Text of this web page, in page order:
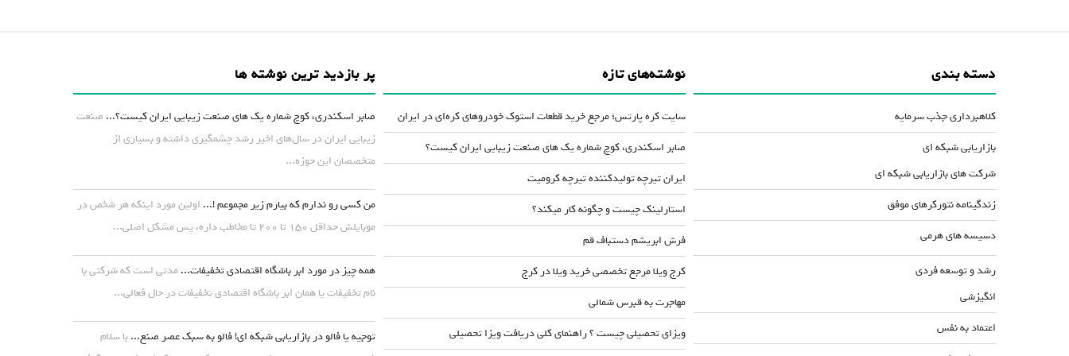
پر بازدید ترین نوشته ها
صابر اسکندری، کوچ شماره یک های صنعت زیبایی ایران کیست؟... صنعت
زیبایی ایران در سال‌های اخیر رشد چشمگیری داشته و بسیاری از
متخصصان این حوزه...
من کسی رو ندارم که بیارم زیر مجموعم !... اولین مورد اینکه هر شخص در
موبایلش حداقل ۱۵۰ تا ۲۰۰ تا مخاطب داره، پس مشکل اصلی...
همه چیز در مورد ابر باشگاه اقتصادی تخفیفات...مدتی است که شرکتی با
نام تخفیفات یا همان ابر باشگاه اقتصادی تخفیفات در حال فعالی...
توجیه یا فالو در بازاریابی شبکه ای! فالو به سبک عصر صنع...با سلام
نوشته‌های تازه
سایت کره پارتس؛ مرجع خرید قطعات استوک خودروهای کره‌ای در ایران
صابر اسکندری، کوچ شماره یک های صنعت زیبایی ایران کیست؟
ایران تیرچه تولیدکننده تیرچه کرومیت
استارلینک چیست و چگونه کار میکند؟
فرش ابریشم دستباف قم
کرج ویلا مرجع تخصصی خرید ویلا در کرج
مهاجرت به قبرس شمالی
ویزای تحصیلی چیست ؟ راهنمای کلی دریافت ویزا تحصیلی
دسته بندی
کلاهبرداری جذب سرمایه
بازاریابی شبکه ای
شرکت های بازاریابی شبکه ای
زندگینامه نتورکرهای موفق
دسیسه های هرمی
رشد و توسعه فردی
انگیزشی
اعتماد به نفس